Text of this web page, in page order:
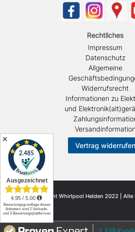
Rechtliches
Impressum
Datenschutz
Allgemeine
Widerrufsrecht
Informationen zu
und
Versandinformation
Vertrag widerrufen
© Copyright Whirlpool Helden 2022 | Alle
✕